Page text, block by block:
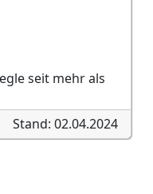
seit mehr als
Stand: 02.04.2024